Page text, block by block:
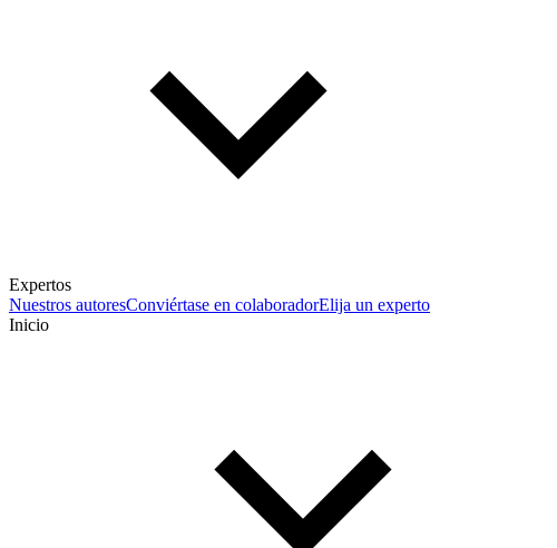
Expertos
Nuestros autoresConviértase en colaboradorElija un experto
Inicio